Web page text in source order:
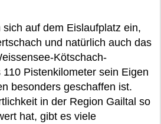
auf dem Eislaufplatz ein,
und natürlich auch das
Kötschach-
Pistenkilometer sein Eigen
besonders geschaffen ist.
in der Region Gailtal so
hat, gibt es viele